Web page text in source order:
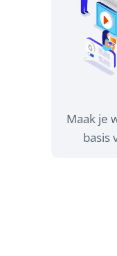
Maak je
basis